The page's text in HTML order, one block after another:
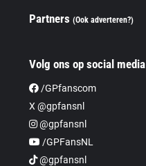
Partners(Ook adverteren?)
Volg ons op social media
/GPfanscom
X @gpfansnl
@gpfansnl
/GPFansNL
@gpfansnl